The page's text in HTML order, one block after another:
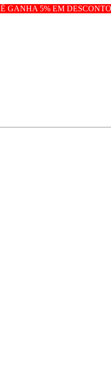
• PAGANDO